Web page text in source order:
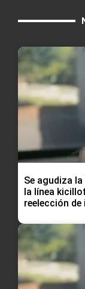
Se agudiza
la línea
reelección